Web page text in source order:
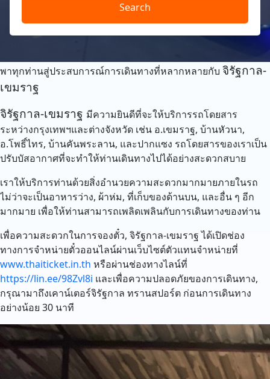
Search
พาทุกท่านสู่ประสบการณ์การเดินทางที่หลากหลายกับ จิรัฐกาล-
เขมราฐ
จิรัฐกาล-เขมราฐ มีความยินดีที่จะให้บริการรถโดยสาร
ระหว่างกรุงเทพฯและต่างจังหวัด เช่น อ.เขมราฐ, บ้านหัวนา,
อ.โพธิ์ไทร, บ้านคันพระลาน, และปากแซง รถโดยสารของเราเป็น
ปรับบัสอากาศที่จะทำให้ท่านเดินทางไปได้อย่างสะดวกสบาย
เราให้บริการท่านด้วยสิ่งอำนวยความสะดวกมากมายภายในรถ
ไม่ว่าจะเป็นอาหารว่าง, ผ้าห่ม, ที่เก็บของด้านบน, และอื่น ๆ อีก
มากมาย เพื่อให้ท่านสามารถเพลิดเพลินกับการเดินทางของท่าน
เพื่อความสะดวกในการจองตั๋ว, จิรัฐกาล-เขมราฐ ได้เปิดช่อง
ทางการจำหน่ายตั๋วออนไลน์ผ่านเว็บไซต์ตัวแทนจำหน่ายที่
www.thaiticket.in.th หรือผ่านช่องทางไลน์ที่
https://lin.ee/98Zvl8i และเพื่อความปลอดภัยของการเดินทาง,
กรุณามาถึงเคาน์เตอร์จิรัฐกาล ทรานสปอร์ต ก่อนการเดินทาง
อย่างน้อย 30 นาที